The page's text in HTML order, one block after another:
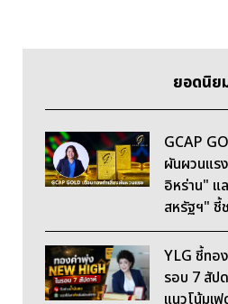
ยอดนิย
GCAP
ผันผวนแร
อิหร่าน" แ
สหรัฐฯ" ชี้
YLG ชี้ทอ
รอบ 7 สัป